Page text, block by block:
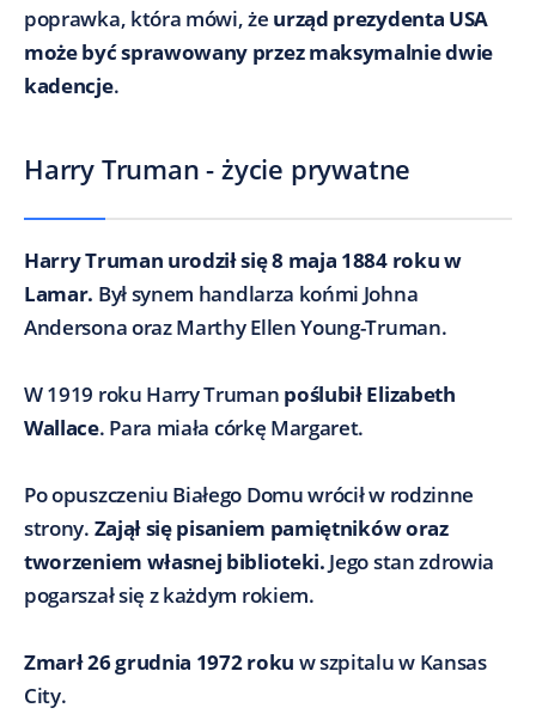
poprawka, która mówi, że urząd prezydenta USA
może być sprawowany przez maksymalnie dwie
kadencje.
Harry Truman - życie prywatne
Harry Truman urodził się 8 maja 1884 roku w
Lamar. Był synem handlarza końmi Johna
Andersona oraz Marthy Ellen Young-Truman.
W 1919 roku Harry Truman poślubił Elizabeth
Wallace. Para miała córkę Margaret.
Po opuszczeniu Białego Domu wrócił w rodzinne
strony. Zajął się pisaniem pamiętników oraz
tworzeniem własnej biblioteki. Jego stan zdrowia
pogarszał się z każdym rokiem.
Zmarł 26 grudnia 1972 roku w szpitalu w Kansas
City.